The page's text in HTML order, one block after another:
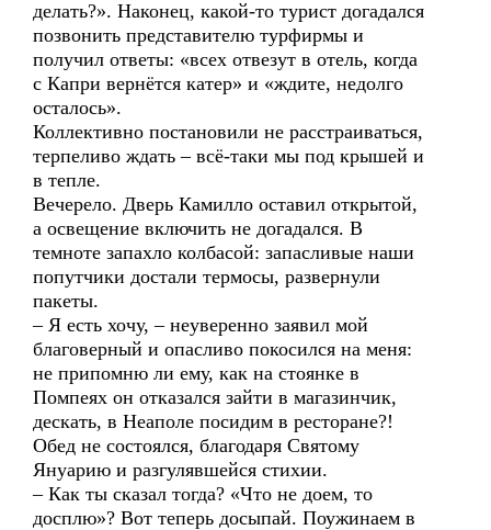
делать?». Наконец, какой-то турист догадался
позвонить представителю турфирмы и
получил ответы: «всех отвезут в отель, когда
с Капри вернётся катер» и «ждите, недолго
осталось».
Коллективно постановили не расстраиваться,
терпеливо ждать – всё-таки мы под крышей и
в тепле.
Вечерело. Дверь Камилло оставил открытой,
а освещение включить не догадался. В
темноте запахло колбасой: запасливые наши
попутчики достали термосы, развернули
пакеты.
– Я есть хочу, – неуверенно заявил мой
благоверный и опасливо покосился на меня:
не припомню ли ему, как на стоянке в
Помпеях он отказался зайти в магазинчик,
дескать, в Неаполе посидим в ресторане?!
Обед не состоялся, благодаря Святому
Януарию и разгулявшейся стихии.
– Как ты сказал тогда? «Что не доем, то
досплю»? Вот теперь досыпай. Поужинаем в